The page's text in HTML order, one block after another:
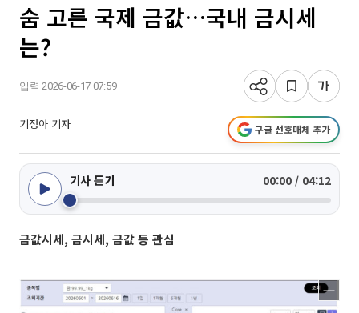
숨 고른 국제 금값…국내 금시세
는?
입력 2026-06-17 07:59
기정아 기자 구글 선호매체 추가
기사 듣기 00:00 / 04:12
금값시세, 금시세, 금값 등 관심